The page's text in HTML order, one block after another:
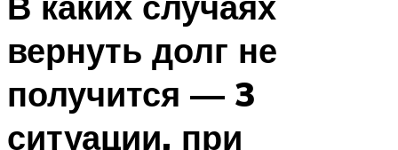
вернуть долг не
получится — 3
ситуации, при